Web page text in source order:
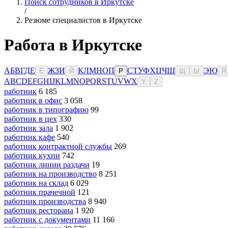
Поиск сотрудников в Иркутске
/
Резюме специалистов в Иркутске
Работа в Иркутске
АБВГДЕ Ё ЖЗИ Й КЛМНОП Р СТУФХЦЧШ Ы ЭЮ Я
ABCDEFGHIJKLMNOPQRSTUVWX Y Z
работник 6 185
работник в офис 3 058
работник в типографию 99
работник в цех 330
работник зала 1 902
работник кафе 540
работник контрактной службы 269
работник кухни 742
работник линии раздачи 19
работник на производство 8 251
работник на склад 6 029
работник прачечной 121
работник производства 8 940
работник ресторана 1 920
работник с документами 11 166